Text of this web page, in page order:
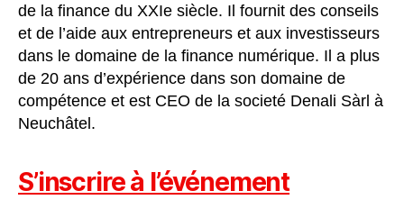
de la finance du XXIe siècle. Il fournit des conseils
et de l’aide aux entrepreneurs et aux investisseurs
dans le domaine de la finance numérique. Il a plus
de 20 ans d’expérience dans son domaine de
compétence et est CEO de la societé Denali Sàrl à
Neuchâtel.
S’inscrire à l’événement